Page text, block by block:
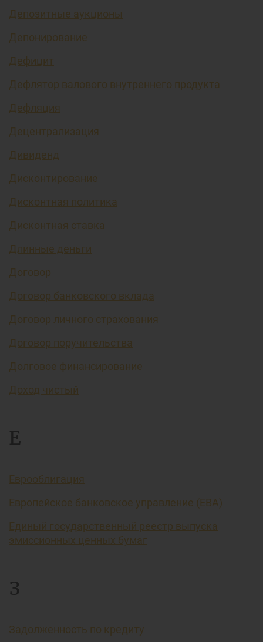
Депозитные аукционы
Депонирование
Дефицит
Дефлятор валового внутреннего продукта
Дефляция
Децентрализация
Дивиденд
Дисконтирование
Дисконтная политика
Дисконтная ставка
Длинные деньги
Договор
Договор банковского вклада
Договор личного страхования
Договор поручительства
Долговое финансирование
Доход чистый
Е
Еврооблигация
Европейское банковское управление (EBA)
Единый государственный реестр выпуска
эмиссионных ценных бумаг
З
Задолженность по кредиту